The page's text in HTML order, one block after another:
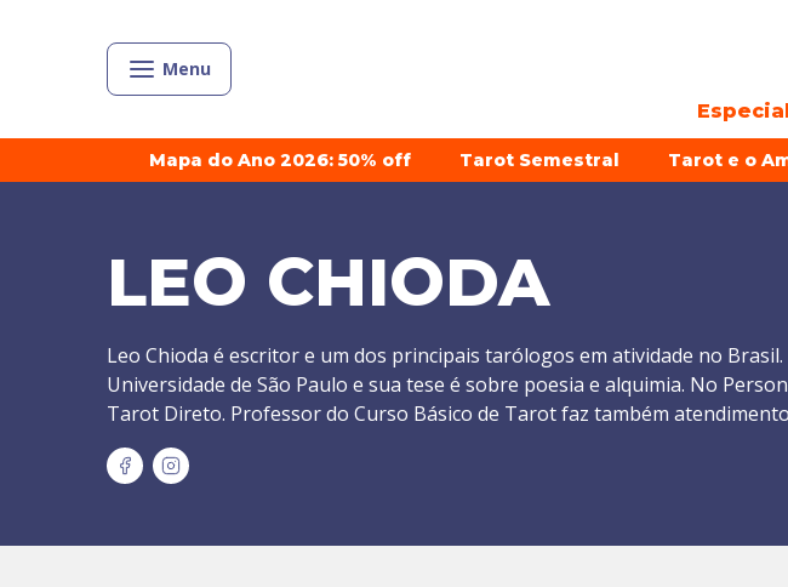
Menu
Mapa do Ano 2026: 50% off Tarot Semestral Tarot e o
LEO CHIODA
Leo Chioda é escritor e um dos principais tarólogos em atividade no
Universidade de São Paulo e sua tese é sobre poesia e alquimia. No
Tarot Direto. Professor do Curso Básico de Tarot faz também